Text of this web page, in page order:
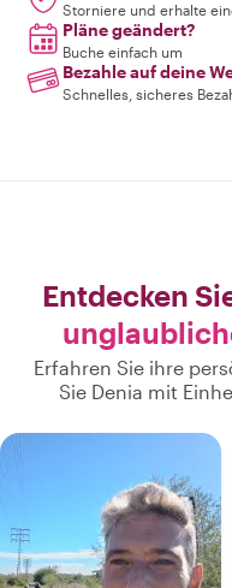
Storniere und erhalte
Pläne geändert?
Buche einfach um
Bezahle auf deine
Schnelles, sicheres
Entdecken
Erfahren Sie ihre
Sie Denia mit